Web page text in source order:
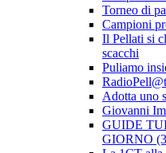
Torneo di
Campioni
Il Pellati si
scacchi
Puliamo
Adotta uno
Giovanni
GUIDE
GIORNO